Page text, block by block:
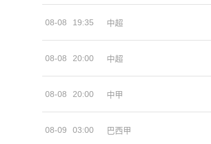
08-08 19:35 中超
08-08 20:00 中超
08-08 20:00 中甲
08-09 03:00 巴西甲